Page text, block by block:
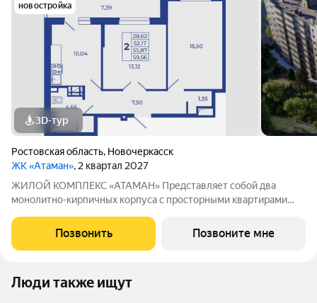
новостройка
3D-тур
Ростовская область, Новочеркасск
ЖК «Атаман», 2 квартал 2027
ЖИЛОЙ КОМПЛЕКС «АТАМАН» Представляет собой два
монолитно-кирпичных корпуса с просторными квартирами
территории организовано озеленение, детские и спортивные
площадки с зонами для отдыха. Рядом
Позвонить Позвоните мне
Люди также ищут